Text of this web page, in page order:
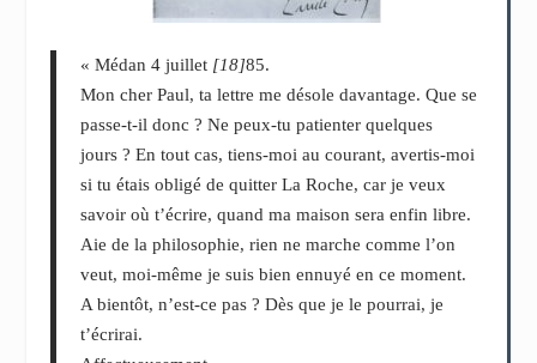
« Médan 4 juillet [18]85.
Mon cher Paul, ta lettre me désole davantage. Que se
passe-t-il donc ? Ne peux-tu patienter quelques
jours ? En tout cas, tiens-moi au courant, avertis-moi
si tu étais obligé de quitter La Roche, car je veux
savoir où t’écrire, quand ma maison sera enfin libre.
Aie de la philosophie, rien ne marche comme l’on
veut, moi-même je suis bien ennuyé en ce moment.
A bientôt, n’est-ce pas ? Dès que je le pourrai, je
t’écrirai.